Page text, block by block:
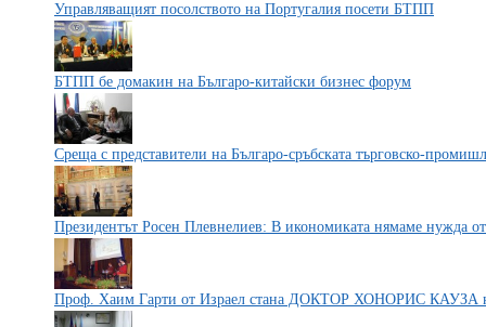
Управляващият посолството на Португалия посети БТПП
БТПП бе домакин на Българо-китайски бизнес форум
Среща с представители на Българо-сръбската търговско-
Президентът Росен Плевнелиев: В икономиката нямаме нужда
Проф. Хаим Гарти от Израел стана ДОКТОР ХОНОРИС КАУЗА